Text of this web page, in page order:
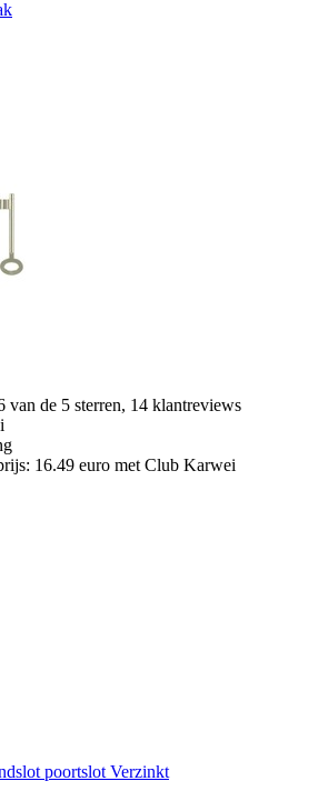
van de 5 sterren, 14 klantreviews
16.49 euro met Club Karwei
poortslot Verzinkt